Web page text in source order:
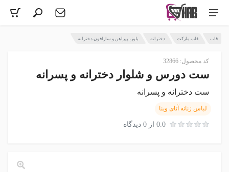
قاب قاب مارکت دخترانه بلوز، پیراهن و سارافون دخترانه
ست دورس و شلوار دخترانه و پسرانه
ست دخترانه و پسرانه
0.0 از 0 دیدگاه
لباس زنانه آتای وینا
کد محصول: 32866